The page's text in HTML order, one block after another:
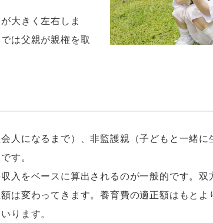
大きく左右しま
は父親が親権を取
になるまで）、非監護親（子どもと一緒に
す。
入をベースに算出されるのが一般的です。双
は変わってきます。養育費の適正額はもとよ
ります。